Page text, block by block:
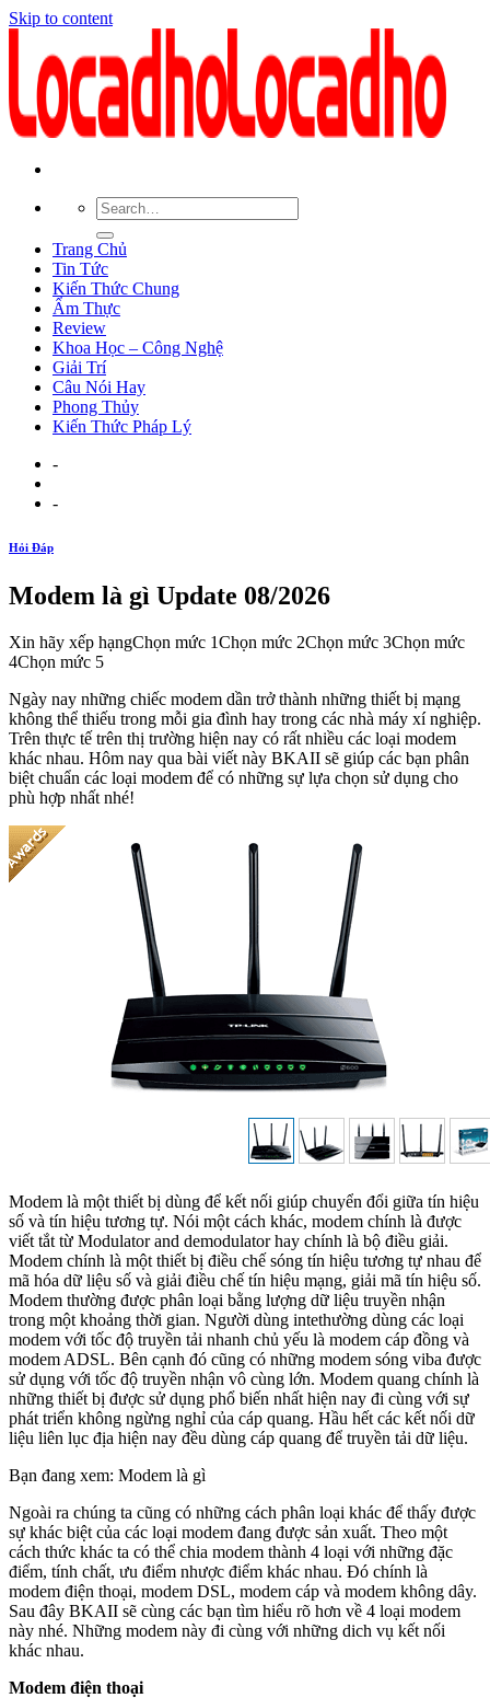
Skip to content
Trang Chủ
Tin Tức
Kiến Thức Chung
Ẩm Thực
Review
Khoa Học – Công Nghệ
Giải Trí
Câu Nói Hay
Phong Thủy
Kiến Thức Pháp Lý
-
-
Hỏi Đáp
Modem là gì Update 08/2026
Xin hãy xếp hạngChọn mức 1Chọn mức 2Chọn mức 3Chọn mức
4Chọn mức 5
Ngày nay những chiếc modem dần trở thành những thiết bị mạng
không thể thiếu trong mỗi gia đình hay trong các nhà máy xí nghiệp.
Trên thực tế trên thị trường hiện nay có rất nhiều các loại modem
khác nhau. Hôm nay qua bài viết này BKAII sẽ giúp các bạn phân
biệt chuẩn các loại modem để có những sự lựa chọn sử dụng cho
phù hợp nhất nhé!
Modem là một thiết bị dùng để kết nối giúp chuyển đổi giữa tín hiệu
số và tín hiệu tương tự. Nói một cách khác, modem chính là được
viết tắt từ Modulator and demodulator hay chính là bộ điều giải.
Modem chính là một thiết bị điều chế sóng tín hiệu tương tự nhau để
mã hóa dữ liệu số và giải điều chế tín hiệu mạng, giải mã tín hiệu số.
Modem thường được phân loại bằng lượng dữ liệu truyền nhận
trong một khoảng thời gian. Người dùng intethường dùng các loại
modem với tốc độ truyền tải nhanh chủ yếu là modem cáp đồng và
modem ADSL. Bên cạnh đó cũng có những modem sóng viba được
sử dụng với tốc độ truyền nhận vô cùng lớn. Modem quang chính là
những thiết bị được sử dụng phổ biến nhất hiện nay đi cùng với sự
phát triển không ngừng nghỉ của cáp quang. Hầu hết các kết nối dữ
liệu liên lục địa hiện nay đều dùng cáp quang để truyền tải dữ liệu.
Bạn đang xem: Modem là gì
Ngoài ra chúng ta cũng có những cách phân loại khác để thấy được
sự khác biệt của các loại modem đang được sản xuất. Theo một
cách thức khác ta có thể chia modem thành 4 loại với những đặc
điểm, tính chất, ưu điểm nhược điểm khác nhau. Đó chính là
modem điện thoại, modem DSL, modem cáp và modem không dây.
Sau đây BKAII sẽ cùng các bạn tìm hiểu rõ hơn về 4 loại modem
này nhé. Những modem này đi cùng với những dich vụ kết nối
khác nhau.
Modem điện thoại